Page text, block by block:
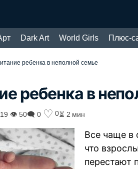
Dark Art World Girls Плюс-
ребенка в неполной семье
ребенка в
👁 50🗨 0 ♡ 0⏳ 2 мин
Все чаще в
что
перестают